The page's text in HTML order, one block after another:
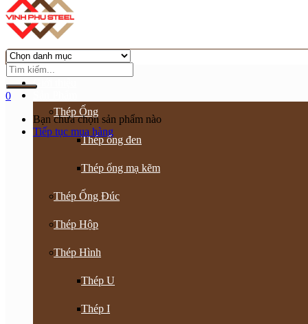
0
Bạn chưa chọn sản phẩm nào
Tiếp tục mua hàng
Trang chủ
Giới thiệu
Thép Ống
Thép ống đen
Thép ống mạ kẽm
Thép Ống Đúc
Thép Hộp
Thép Hình
Thép U
Thép I